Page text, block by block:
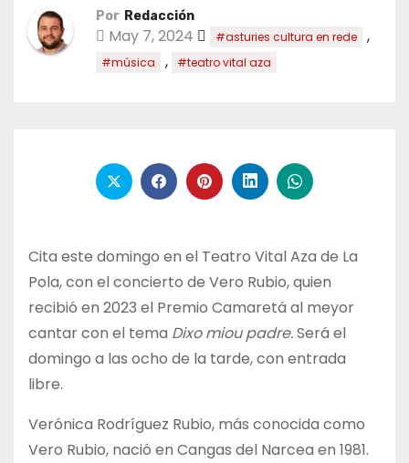
Por Redacción
May 7, 2024 #asturies cultura en rede ,
#música , #teatro vital aza
Cita este domingo en el Teatro Vital Aza de La
Pola, con el concierto de Vero Rubio, quien
recibió en 2023 el Premio Camaretá al meyor
cantar con el tema Dixo miou padre.Será el
domingo a las ocho de la tarde, con entrada
libre.
Verónica Rodríguez Rubio, más conocida como
Vero Rubio, nació en Cangas del Narcea en 1981.